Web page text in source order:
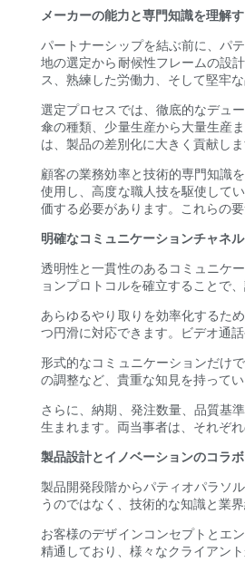
メーカーの能力と専門知識を理解
パートナーシップを結ぶ前に、パ
地の選定から耐候性フレームの設
ス、熟練した労働力、そして堅牢
選定プロセスでは、徹底的なデュ
傘の種類、少量生産から大量生産
は、製品の差別化に大きく貢献しま
顧客の業務効率と技術的専門知識
使用し、高度な職人技を駆使して
価する必要があります。これらの
明確なコミュニケーションチャネ
透明性と一貫性のあるコミュニケ
ョンプロトコルを確立することで
あらゆるやり取りを効率化するた
つ円滑に対応できます。ビデオ通
形式的なコミュニケーションだけ
の調整など、貴重な知見を持って
さらに、納期、発注数量、品質基
生まれます。両当事者は、それぞ
製品設計とイノベーションのコラ
製品開発段階からパティオパラソ
うのではなく、技術的な知識と業
お客様のデザインコンセプトとエ
精通しており、様々なクライアン